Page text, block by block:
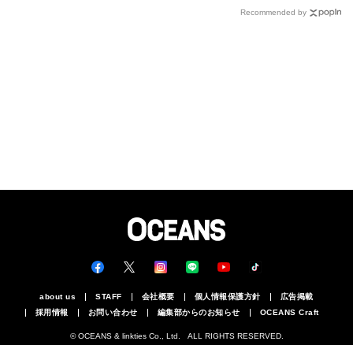
Recommended by
about us STAFF 会社概要 個人情報保護方針
広告掲載
採用情報
お問い合わせ 編集部からのお知らせ OCEANS Craft
© OCEANS & linkties Co., Ltd. ALL RIGHTS RESERVED.